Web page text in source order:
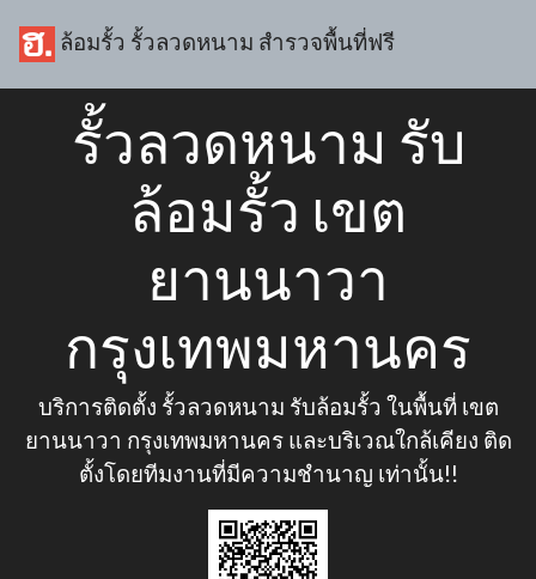
ล้อมรั้ว รั้วลวดหนาม สำรวจพื้นที่ฟรี
รั้วลวดหนาม รับ
ล้อมรั้ว เขต
ยานนาวา
กรุงเทพมหานคร
บริการติดตั้ง รั้วลวดหนาม รับล้อมรั้ว ในพื้นที่ เขต
ยานนาวา กรุงเทพมหานคร และบริเวณใกล้เคียง ติด
ตั้งโดยทีมงานที่มีความชำนาญ เท่านั้น!!